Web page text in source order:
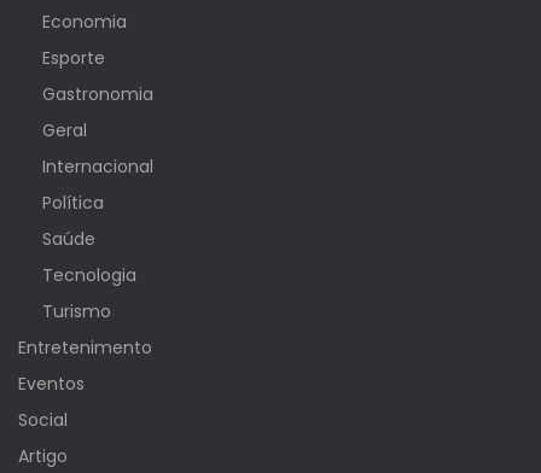
Economia
Esporte
Gastronomia
Geral
Internacional
Política
Saúde
Tecnologia
Turismo
Entretenimento
Eventos
Social
Artigo